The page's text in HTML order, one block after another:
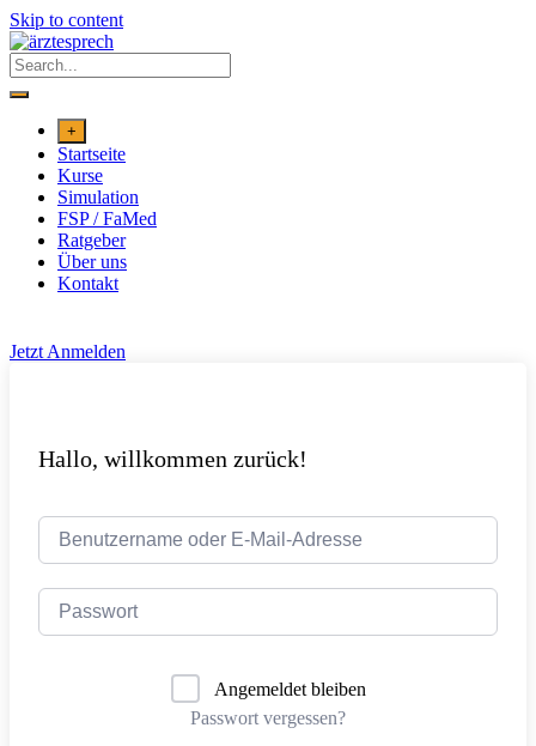
Skip to content
+
Startseite
Kurse
Simulation
FSP / FaMed
Ratgeber
Über uns
Kontakt
Jetzt Anmelden
Hallo, willkommen zurück!
Angemeldet bleiben
Passwort vergessen?